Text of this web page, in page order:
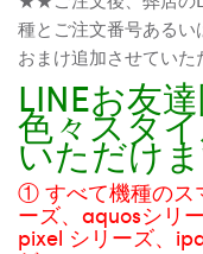
種とご注文番号ある
おまけ追加させていた
LINEお友
色々スタ
いただけ
① すべて機種のス
ーズ、aquosシリ
pixel シリーズ、